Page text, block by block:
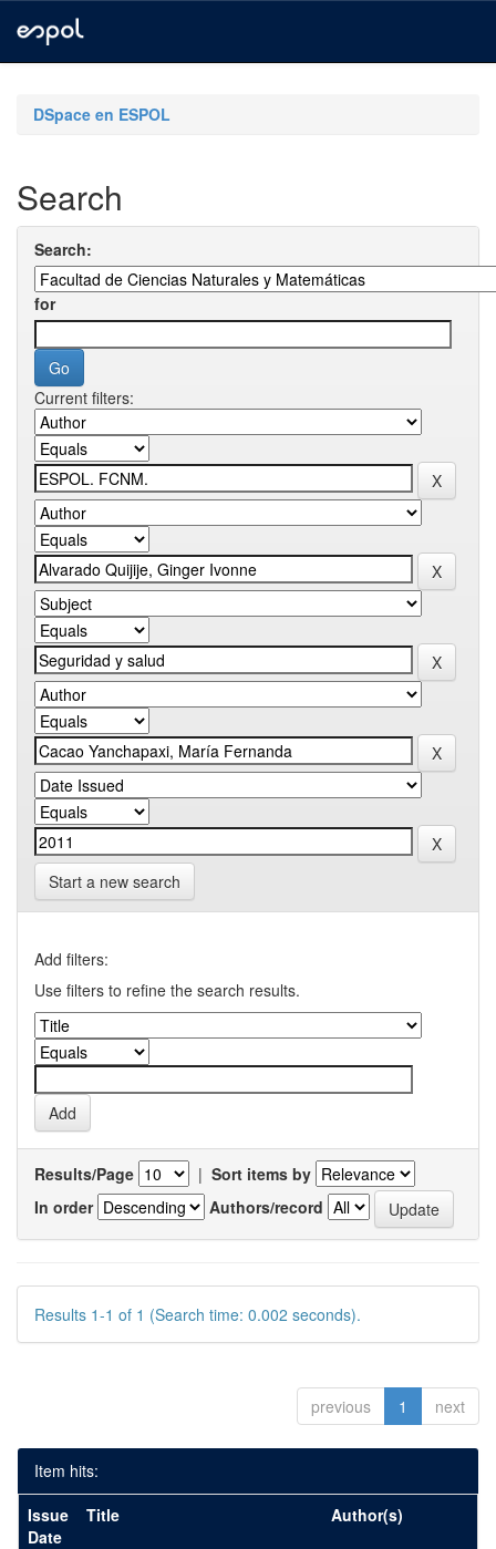
navigationDSpace en ESPOL
Search
Search:
for
Current filters:
Start a new search
Add filters:
Use filters to refine the search results.
Results/Page | Sort items by
In order
Authors/record
Results 1-1 of 1 (Search time: 0.002 seconds).
previous 1 next
Item hits:
Issue
Date
Title Author(s)